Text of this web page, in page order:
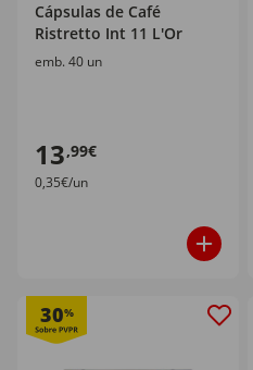
Cápsulas de Café
Ristretto Int 11 L'Or
emb. 40 un
13,99€
0,35€/un
30%